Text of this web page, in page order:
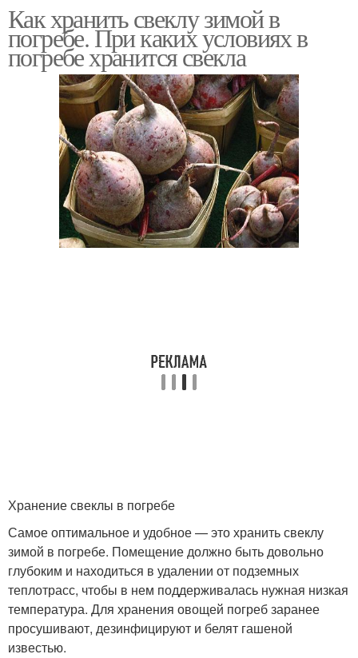
Хранение в погребе
Как хранить свеклу зимой в
погребе. При каких условиях в
погребе хранится свекла
Хранение свеклы в погребе
Самое оптимальное и удобное — это хранить свеклу
зимой в погребе. Помещение должно быть довольно
глубоким и находиться в удалении от подземных
теплотрасс, чтобы в нем поддерживалась нужная низкая
температура. Для хранения овощей погреб заранее
просушивают, дезинфицируют и белят гашеной
известью.